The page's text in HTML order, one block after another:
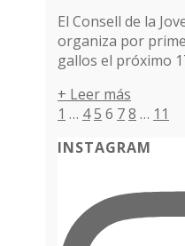
El Consell de la
organiza por
gallos el próximo
+ Leer más
Paginación
de
1 … 45 6 78 … 11
INSTAGRAM